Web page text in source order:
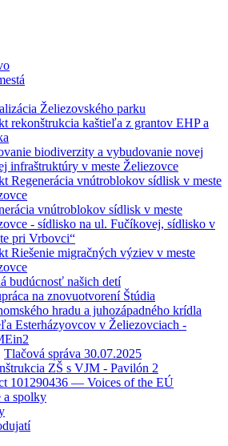
Želiezovského parku
rekonštrukcia kaštieľa z grantov EHP a
biodiverzity a vybudovanie novej
infraštruktúry v meste Želiezovce
Regenerácia vnútroblokov sídlisk v meste
vnútroblokov sídlisk v meste
- sídlisko na ul. Fučíkovej, sídlisko v
pri Vrbovci“
Riešenie migračných výziev v meste
budúcnosť našich detí
na znovuotvorení Štúdia
hradu a juhozápadného krídla
Esterházyovcov v Želiezovciach -
Tlačová správa 30.07.2025
ZŠ s VJM - Pavilón 2
101290436 — Voices of the EÚ
a spolky